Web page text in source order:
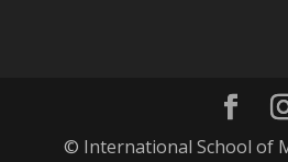
© International School of